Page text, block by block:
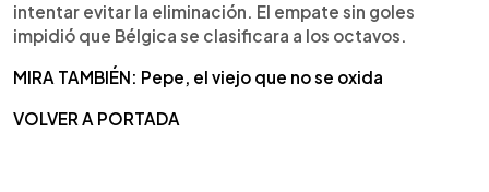
intentar evitar la eliminación. El empate sin goles
impidió que Bélgica se clasificara a los octavos.
MIRA TAMBIÉN: Pepe, el viejo que no se oxida
VOLVER A PORTADA